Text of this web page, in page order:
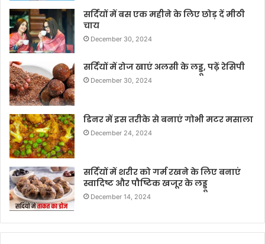
सर्दियों में बस एक महीने के लिए छोड़ दें मीठी
चाय
December 30, 2024
सर्दियों में रोज खाएं अलसी के लड्डू, पढ़ें रेसिपी
December 30, 2024
डिनर में इस तरीके से बनाएं गोभी मटर मसाला
December 24, 2024
सर्दियों में शरीर को गर्म रखने के लिए बनाएं
स्वादिष्ट और पौष्टिक खजूर के लड्डू
December 14, 2024